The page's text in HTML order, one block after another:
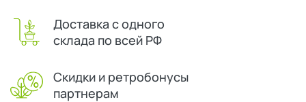
Доставка с одного
склада по всей РФ
Скидки и ретробонусы
партнерам